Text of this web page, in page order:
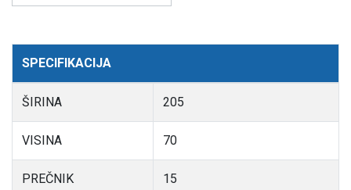
SPECIFIKACIJA
ŠIRINA 205
VISINA 70
PREČNIK 15